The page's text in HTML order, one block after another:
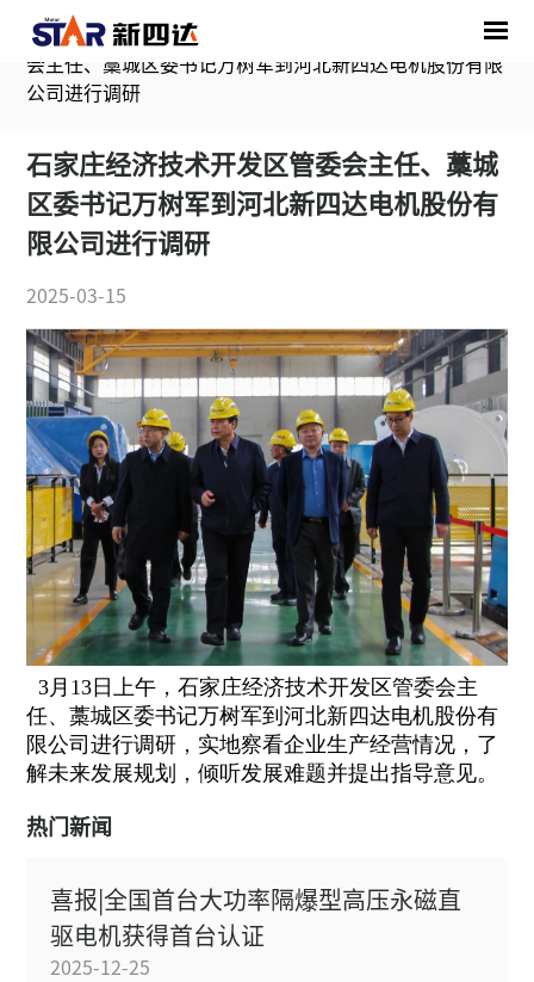
首页/媒体中心/公司新闻
石家庄经济技术开发区管委
会主任、藁城区委书记万树军到河北新四达电机股份有限
公司进行调研
石家庄经济技术开发区管委会主任、藁城
区委书记万树军到河北新四达电机股份有
限公司进行调研
2025-03-15
3月13日上午，石家庄经济技术开发区管委会主
任、藁城区委书记万树军到河北新四达电机股份有
限公司进行调研，实地察看企业生产经营情况，了
解未来发展规划，倾听发展难题并提出指导意见。
热门新闻
喜报|全国首台大功率隔爆型高压永磁直
驱电机获得首台认证
2025-12-25